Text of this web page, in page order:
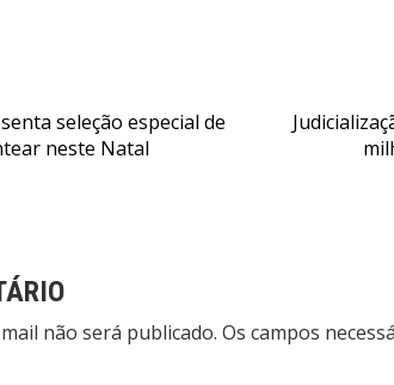
seleção especial de
neste Natal
não será publicado. Os campos